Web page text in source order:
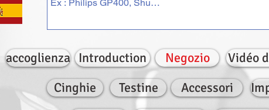
accoglienza Introduction Negozio Vidéo
Cinghie
Testine Accessori